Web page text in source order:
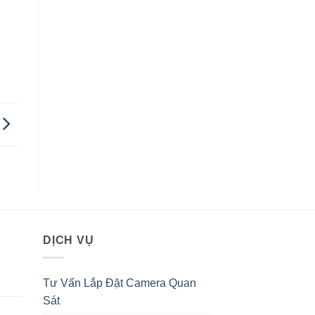
DỊCH VỤ
Tư Vấn Lắp Đặt Camera Quan
Sát